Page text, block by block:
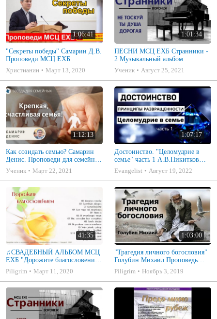
1:06:41
"Секреты победы" Самарин Д.В.
Проповеди МСЦ ЕХБ
Христианин
Март 13, 2020
1:01:34
ПЕСНИ МСЦ ЕХБ Странники -
2 Музыкальный альбом
Ученик
Август 25, 2021
1:12:13
Как созидать семью? Самарин
Денис. Проповеди для семейных
МСЦ ЕХБ
Ученик Март 22, 2021
1:07:17
Достоинство. "Целомудрие в
семье" часть 1 А.В.Никитков
Беседа для семейных МСЦ ЕХБ
Evangelist Август 19, 2022
41:35
♫СВАДЕБНЫЙ АЛЬБОМ МСЦ
ЕХБ "Дорожите благословением
- Христианские песни.
Музыкальный диск. Псалмы
Piligrim Март 11, 2020
1:03:00
"Трагедия личного богословия"
Голубин Михаил Проповедь
2019
Piligrim Ноябрь 3, 2019